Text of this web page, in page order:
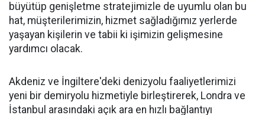
büyütüp genişletme stratejimizle de uyumlu olan bu
hat, müşterilerimizin, hizmet sağladığımız yerlerde
yaşayan kişilerin ve tabii ki işimizin gelişmesine
yardımcı olacak.
Akdeniz ve İngiltere'deki denizyolu faaliyetlerimizi
yeni bir demiryolu hizmetiyle birleştirerek, Londra ve
İstanbul arasındaki açık ara en hızlı bağlantıyı